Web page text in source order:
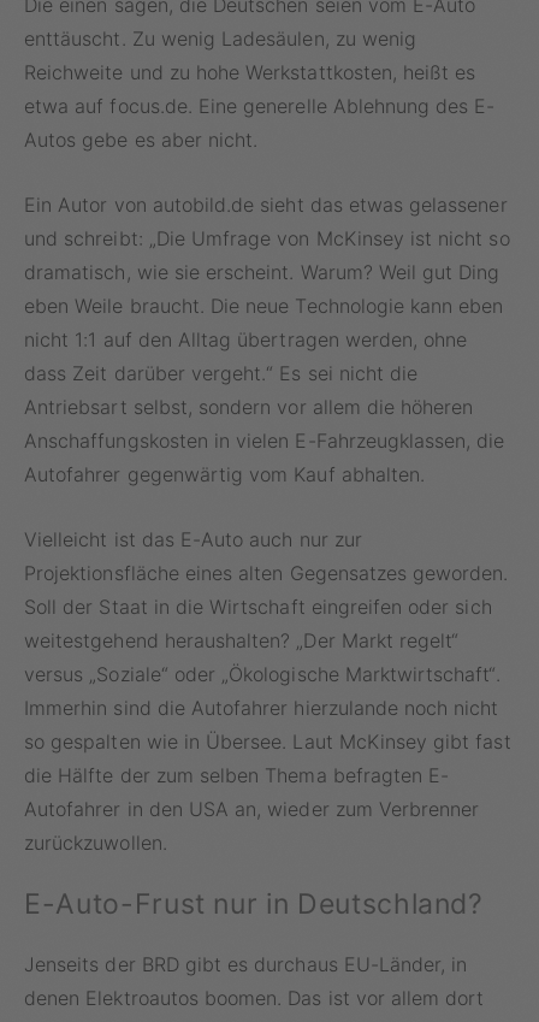
enttäuscht. Zu wenig Ladesäulen, zu wenig
Reichweite und zu hohe Werkstattkosten, heißt es
etwa auf focus.de. Eine generelle Ablehnung des E-
Autos gebe es aber nicht.
Ein Autor von autobild.de sieht das etwas gelassener
und schreibt: „Die Umfrage von McKinsey ist nicht so
dramatisch, wie sie erscheint. Warum? Weil gut Ding
eben Weile braucht. Die neue Technologie kann eben
nicht 1:1 auf den Alltag übertragen werden, ohne
dass Zeit darüber vergeht.“ Es sei nicht die
Antriebsart selbst, sondern vor allem die höheren
Anschaffungskosten in vielen E-Fahrzeugklassen, die
Autofahrer gegenwärtig vom Kauf abhalten.
Vielleicht ist das E-Auto auch nur zur
Projektionsfläche eines alten Gegensatzes geworden.
Soll der Staat in die Wirtschaft eingreifen oder sich
weitestgehend heraushalten? „Der Markt regelt“
versus „Soziale“ oder „Ökologische Marktwirtschaft“.
Immerhin sind die Autofahrer hierzulande noch nicht
so gespalten wie in Übersee. Laut McKinsey gibt fast
die Hälfte der zum selben Thema befragten E-
Autofahrer in den USA an, wieder zum Verbrenner
zurückzuwollen.
E-Auto-Frust nur in Deutschland?
Jenseits der BRD gibt es durchaus EU-Länder, in
denen Elektroautos boomen. Das ist vor allem dort